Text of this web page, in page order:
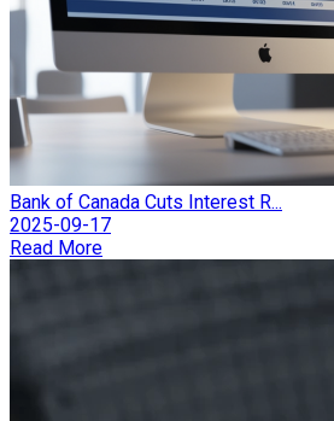
Bank of Canada Cuts Interest R...
2025-09-17
Read More